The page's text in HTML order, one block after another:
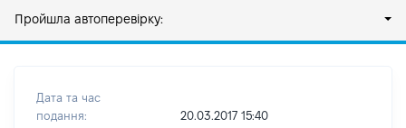
Пройшла автоперевірку:
Дата та час
подання:
20.03.2017 15:40